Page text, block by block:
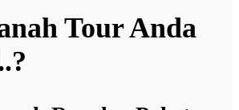
Tour Anda